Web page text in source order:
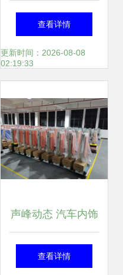
心要素与素材应用
指南
查看详情
更新时间：2026-08-08
02:19:33
声峰动态 汽车内饰
件领域的创新与突
查看详情